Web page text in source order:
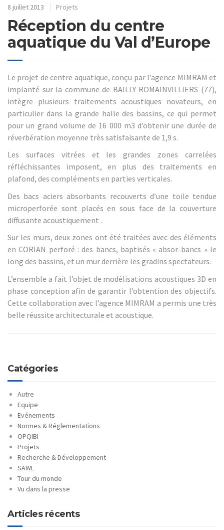
8 juillet 2013 Projets
Réception du centre
aquatique du Val d’Europe
Le projet de centre aquatique, conçu par l’agence MIMRAM et
implanté sur la commune de BAILLY ROMAINVILLIERS (77),
intègre plusieurs traitements acoustiques novateurs, en
particulier dans la grande halle des bassins, ce qui permet
pour un grand volume de 16 000 m3 d’obtenir une durée de
réverbération moyenne très satisfaisante de 1,9 s.
Les surfaces vitrées et les grandes zones carrelées
réfléchissantes imposent, en plus des traitements en
plafond, des compléments en parties verticales.
Des bacs aciers absorbants recouverts d’une toile tendue
microperforée sont placés en sous face de la couverture
diffusante acoustiquement .
Sur les murs, deux zones ont été traitées avec des éléments
en CORIAN perforé : des bancs, baptisés « absor-bancs » le
long des bassins, et un mur derrière les gradins spectateurs.
L’ensemble a fait l’objet de modélisations acoustiques 3D en
phase conception afin de garantir l’obtention des objectifs.
Cette collaboration avec l’agence MIMRAM a permis une très
belle réussite architecturale et acoustique.
Catégories
Autre
Equipe
Evénements
Normes & Réglementations
OPQIBI
Projets
Recherche & Développement
SAWL
Tour du monde
Vu dans la presse
Articles récents